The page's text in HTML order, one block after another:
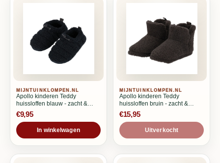
MIJNTUINKLOMPEN.NL
Apollo kinderen Teddy
huissloffen blauw - zacht &
warm
€9,95
In winkelwagen
MIJNTUINKLOMPEN.NL
Apollo kinderen Teddy
huissloffen bruin - zacht &
warm
€15,95
Uitverkocht